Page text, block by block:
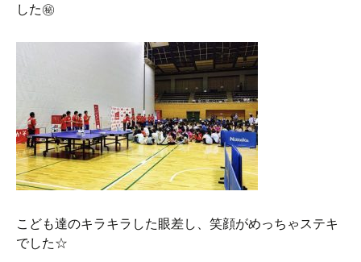
した㊙︎
こども達のキラキラした眼差し、笑顔がめっちゃステキ
でした☆